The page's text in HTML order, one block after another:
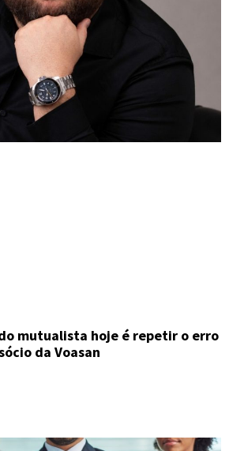
mutualista hoje é repetir o erro
da Voasan